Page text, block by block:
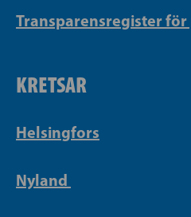
Transparensregister
KRETSAR
Helsingfors
Nyland